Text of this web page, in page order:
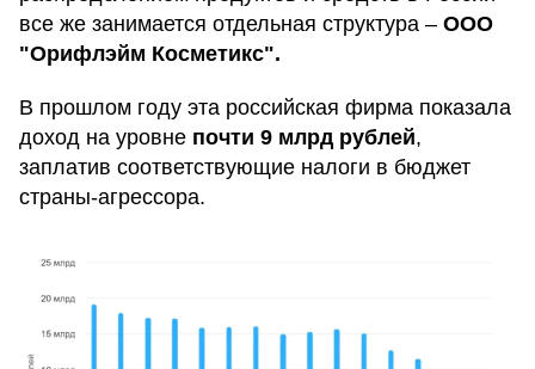
все же занимается отдельная структура – ООО
"Орифлэйм Косметикс".
В прошлом году эта российская фирма показала
доход на уровне почти 9 млрд рублей,
заплатив соответствующие налоги в бюджет
страны-агрессора.